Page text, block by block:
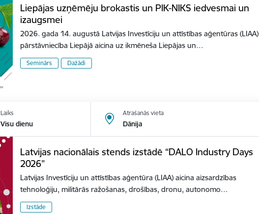
Liepājas uzņēmēju brokastis un PIK-NIKS iedvesmai un
izaugsmei
2026. gada 14. augustā Latvijas Investīciju un attīstības aģentūras (LIAA)
pārstāvniecība Liepājā aicina uz ikmēneša Liepājas un…
Seminārs Dažādi
Laiks
Visu dienu
Atrašanās vieta
Dānija
Latvijas nacionālais stends izstādē “DALO Industry Days
2026”
Latvijas Investīciju un attīstības aģentūra (LIAA) aicina aizsardzības
tehnoloģiju, militārās ražošanas, drošības, dronu, autonomo…
Izstāde